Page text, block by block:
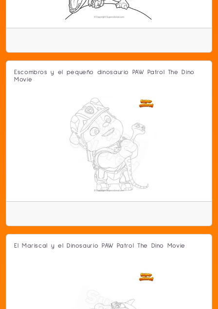
Escombros y el pequeño dinosaurio PAW Patrol The Dino
Movie
El Mariscal y el Dinosaurio PAW Patrol The Dino Movie